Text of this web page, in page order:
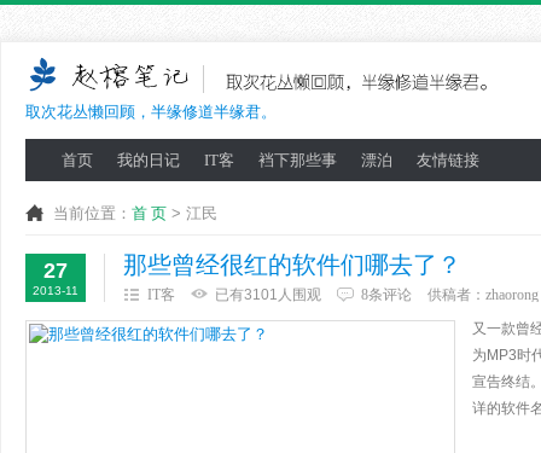
取次花丛懒回顾，半缘修道半缘君。
首页 我的日记 IT客 裆下那些事 漂泊 友情链接
当前位置： 首 页 > 江民
27
2013-11
那些曾经很红的软件们哪去了？
IT客 已有3101人围观 8条评论 供稿者： zhaorong
又一款曾
为MP3时
宣告终结
详的软件